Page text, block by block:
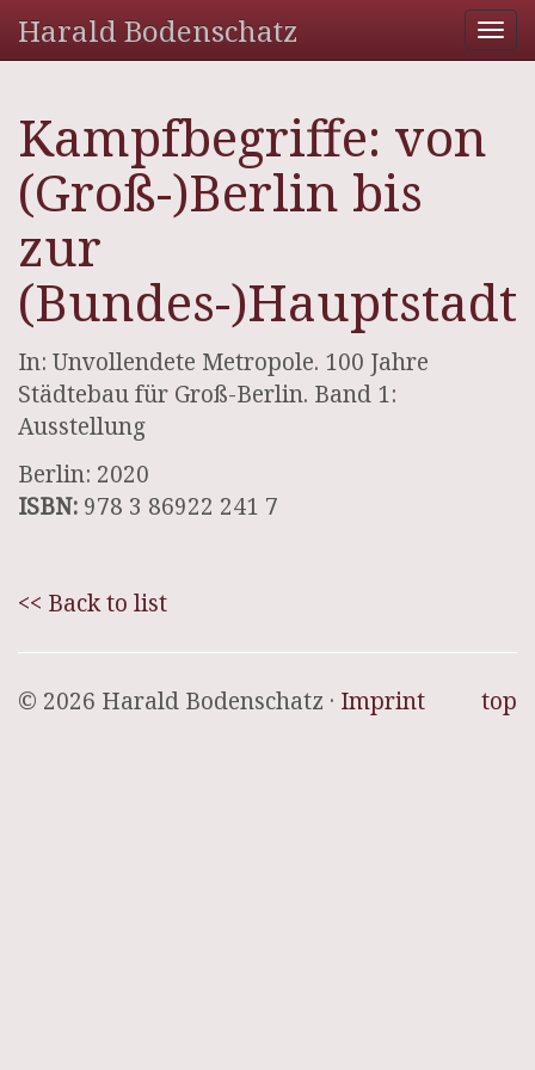
Harald Bodenschatz
Kampfbegriffe: von
(Groß-)Berlin bis
zur
(Bundes-)Hauptstadt
In: Unvollendete Metropole. 100 Jahre
Städtebau für Groß-Berlin. Band 1:
Ausstellung
Berlin: 2020
ISBN: 978 3 86922 241 7
<< Back to list
top
© 2026 Harald Bodenschatz · Imprint